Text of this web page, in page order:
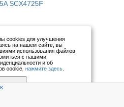
cookies для улучшения
на нашем сайте, вы
использования файлов
с нашими
и об
cookie,нажмите здесь